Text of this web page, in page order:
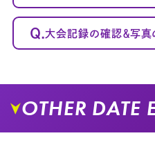
Q.大会記録の確認＆写真
OTHER DATE